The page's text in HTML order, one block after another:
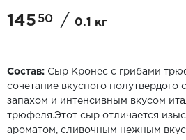
145 50 / 0.1 кг
Состав: Сыр Кронес с грибами
сочетание вкусного полутвердого
запахом и интенсивным вкусом
трюфеля.Этот сыр отличается
ароматом, сливочным нежным